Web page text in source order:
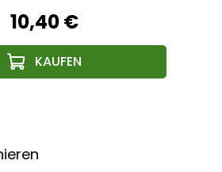
10,40 €